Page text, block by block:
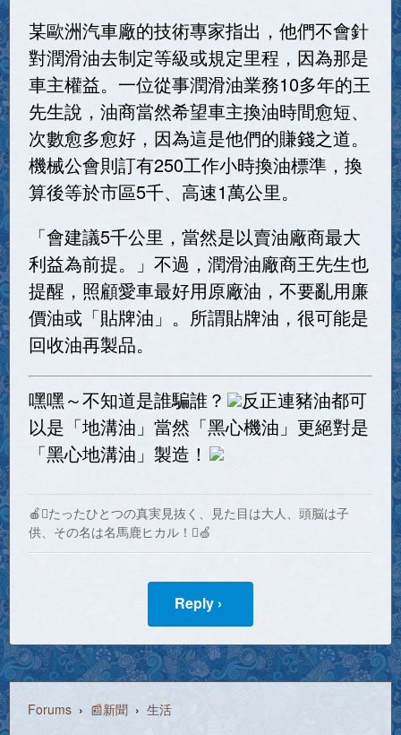
某歐洲汽車廠的技術專家指出，他們不會針
對潤滑油去制定等級或規定里程，因為那是
車主權益。一位從事潤滑油業務10多年的王
先生說，油商當然希望車主換油時間愈短、
次數愈多愈好，因為這是他們的賺錢之道。
機械公會則訂有250工作小時換油標準，換
算後等於市區5千、高速1萬公里。
「會建議5千公里，當然是以賣油廠商最大
利益為前提。」不過，潤滑油廠商王先生也
提醒，照顧愛車最好用原廠油，不要亂用廉
價油或「貼牌油」。所謂貼牌油，很可能是
回收油再製品。
嘿嘿～不知道是誰騙誰？
反正連豬油都可
以是「地溝油」當然「黑心機油」更絕對是
「黑心地溝油」製造！
🍎たったひとつの真実見抜く、見た目は大人、頭脳は子
供、その名は名馬鹿ヒカル！🍏
Reply ›
Forums › 📰新聞 › 生活